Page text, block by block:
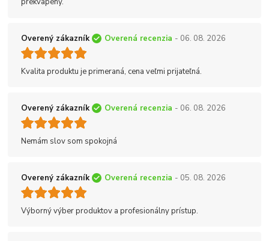
Overený zákazník Overená recenzia - 06. 08. 2026
Kvalita produktu je primeraná, cena veľmi prijateľná.
Overený zákazník Overená recenzia - 06. 08. 2026
Nemám slov som spokojná
Overený zákazník Overená recenzia - 05. 08. 2026
Výborný výber produktov a profesionálny prístup.